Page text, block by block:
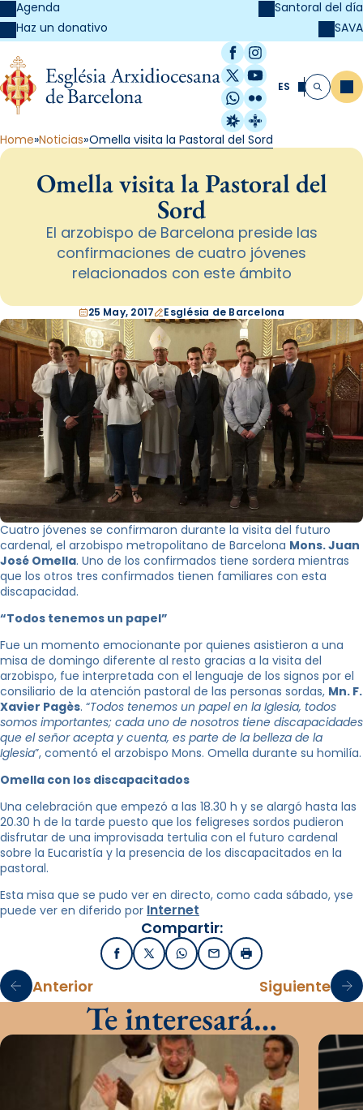
Agenda
Haz un donativo
Santoral del día
SAVA
Facebook
Instagram
X / Twitter
YouTube
WhatsApp
Flickr
Radio Estel
Catalunya
ES Buscar
Home Noticias Omella visita la Pastoral del Sord
Omella visita la Pastoral del
Sord
El arzobispo de Barcelona preside las
confirmaciones de cuatro jóvenes
relacionados con este ámbito
25 May, 2017 Església de Barcelona
Cuatro jóvenes se confirmaron durante la visita del futuro
cardenal, el arzobispo metropolitano de Barcelona Mons. Juan
José Omella. Uno de los confirmados tiene sordera mientras
que los otros tres confirmados tienen familiares con esta
discapacidad.
“Todos tenemos un papel”
Fue un momento emocionante por quienes asistieron a una
misa de domingo diferente al resto gracias a la visita del
arzobispo, fue interpretada con el lenguaje de los signos por el
consiliario de la atención pastoral de las personas sordas, Mn. F.
Xavier Pagès. “Todos tenemos un papel en la Iglesia, todos
somos importantes; cada uno de nosotros tiene discapacidades
que el señor acepta y cuenta, es parte de la belleza de la
Iglesia”, comentó el arzobispo Mons. Omella durante su homilía.
Omella con los discapacitados
Una celebración que empezó a las 18.30 h y se alargó hasta las
20.30 h de la tarde puesto que los feligreses sordos pudieron
disfrutar de una improvisada tertulia con el futuro cardenal
sobre la Eucaristía y la presencia de los discapacitados en la
pastoral.
Esta misa que se pudo ver en directo, como cada sábado, yse
puede ver en diferido por Internet
Compartir:
FacebookX / TwitterWhatsApp
EmailImprimir
Anterior Siguiente
Te interesará…